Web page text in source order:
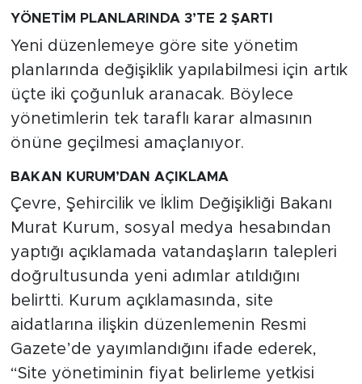
YÖNETİM PLANLARINDA 3’TE 2 ŞARTI
Yeni düzenlemeye göre site yönetim
planlarında değişiklik yapılabilmesi için artık
üçte iki çoğunluk aranacak. Böylece
yönetimlerin tek taraflı karar almasının
önüne geçilmesi amaçlanıyor.
BAKAN KURUM’DAN AÇIKLAMA
Çevre, Şehircilik ve İklim Değişikliği Bakanı
Murat Kurum, sosyal medya hesabından
yaptığı açıklamada vatandaşların talepleri
doğrultusunda yeni adımlar atıldığını
belirtti. Kurum açıklamasında, site
aidatlarına ilişkin düzenlemenin Resmi
Gazete’de yayımlandığını ifade ederek,
“Site yönetiminin fiyat belirleme yetkisi